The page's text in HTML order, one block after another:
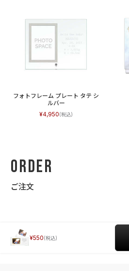
フォトフレーム プレート タテ シ
ルバー
4,950
Order
ご注文
550